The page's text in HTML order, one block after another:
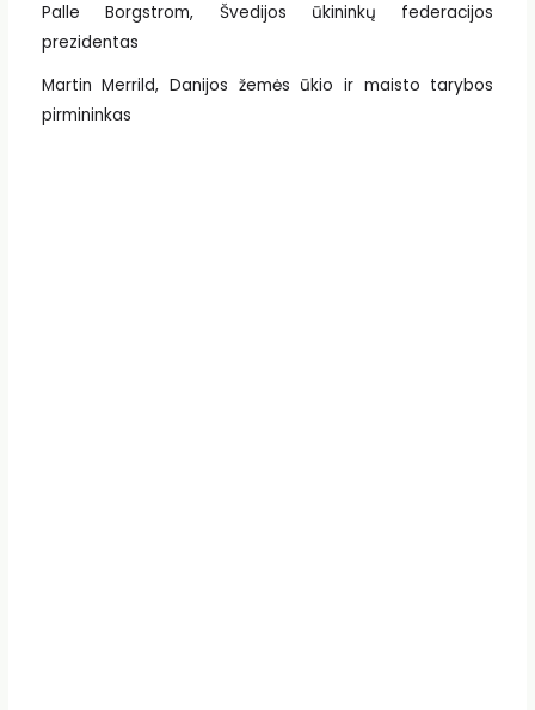
Palle Borgstrom, Švedijos ūkininkų federacijos
prezidentas
Martin Merrild, Danijos žemės ūkio ir maisto tarybos
pirmininkas